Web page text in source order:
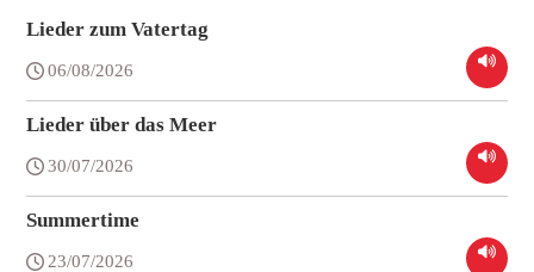
Lieder zum Vatertag
06/08/2026
Lieder über das Meer
30/07/2026
Summertime
23/07/2026